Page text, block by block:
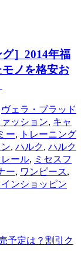
］2014年福
ノを格安お
ヴェラ・ブラッド
ッション, キャ
ー,
トレーニング
, ハルク, ハルク
ール, ミセスフ
ー, ワンピース,
ンショッピン
予定は？割引ク